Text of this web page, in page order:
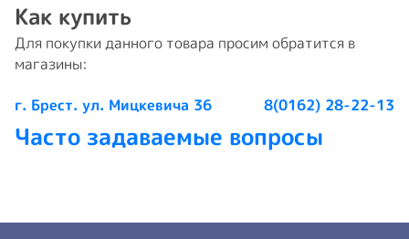
Как купить
Для покупки данного товара просим обратится в
магазины:
г. Брест. ул. Мицкевича 36 8(0162) 28-22-13
Часто задаваемые вопросы